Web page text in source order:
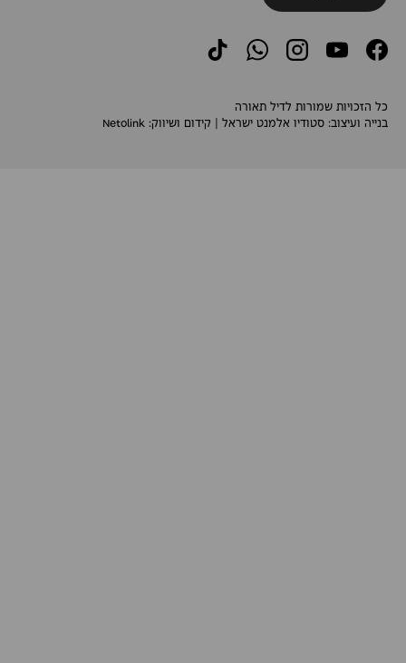
Facebook
YouTube
Instagram
WhatsApp
TikTok
כל הזכויות שמורות לדיל תאורה
בנייה ועיצוב: סטודיו אלמנט ישראל | קידום ושיווק: Netolink